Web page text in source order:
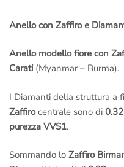
Anello con Zaffiro e
Anello modello fiore con
Carati (Myanmar – Burma).
I Diamanti della struttura a
Zaffirocentrale sono di
purezza VVS1.
Sommando lo Zaffiro